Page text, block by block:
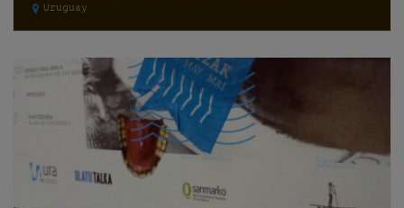
Uruguay